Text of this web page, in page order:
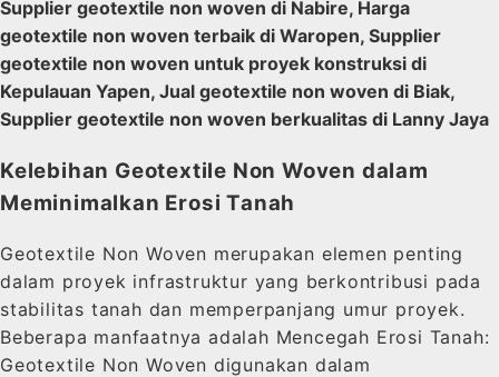
Supplier geotextile non woven di Nabire, Harga
geotextile non woven terbaik di Waropen, Supplier
geotextile non woven untuk proyek konstruksi di
Kepulauan Yapen, Jual geotextile non woven di Biak,
Supplier geotextile non woven berkualitas di Lanny Jaya
Kelebihan Geotextile Non Woven dalam
Meminimalkan Erosi Tanah
Geotextile Non Woven merupakan elemen penting
dalam proyek infrastruktur yang berkontribusi pada
stabilitas tanah dan memperpanjang umur proyek.
Beberapa manfaatnya adalah Mencegah Erosi Tanah:
Geotextile Non Woven digunakan dalam